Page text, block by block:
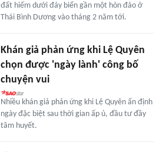
đất hiếm dưới đáy biển gần một hòn đảo ở
Thái Bình Dương vào tháng 2 năm tới.
Khán giả phản ứng khi Lệ Quyên
chọn được 'ngày lành' công bố
chuyện vui
Nhiều khán giả phản ứng khi Lệ Quyên ấn định
ngày đặc biệt sau thời gian ấp ủ, đầu tư đầy
tâm huyết.